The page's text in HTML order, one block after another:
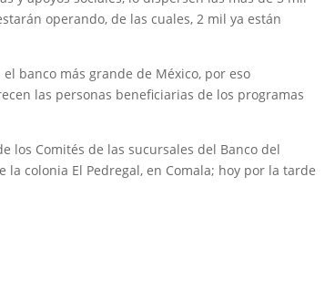
operando, de las cuales, 2 mil ya están
banco más grande de México, por eso
las personas beneficiarias de los programas
los Comités de las sucursales del Banco del
colonia El Pedregal, en Comala; hoy por la tarde